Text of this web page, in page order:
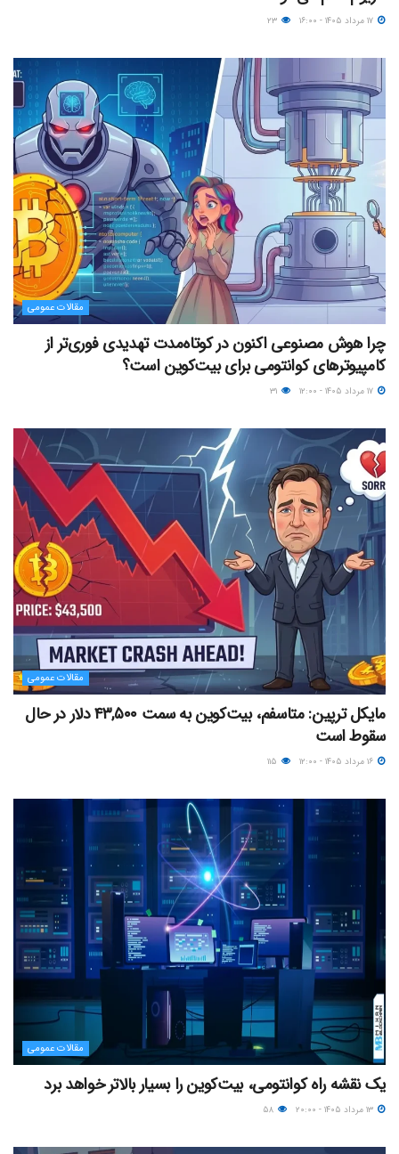
مقالات عمومی
چرا هوش مصنوعی اکنون در کوتاه‌مدت تهدیدی فوری‌تر از
کامپیوترهای کوانتومی برای بیت‌کوین است؟
مقالات عمومی
مایکل ترپین: متاسفم، بیت‌کوین به سمت ۴۳,۵۰۰ دلار در حال
سقوط است
مقالات عمومی
یک نقشه راه کوانتومی، بیت‌کوین را بسیار بالاتر خواهد برد